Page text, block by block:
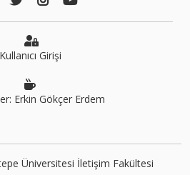
Kullanıcı Girişi
Erkin Gökçer Erdem
Üniversitesi İletişim Fakültesi